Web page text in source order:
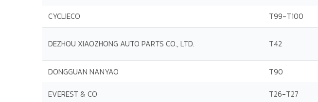
CYCLIECO
T99-T100
DEZHOU XIAOZHONG AUTO PARTS CO., LTD. T42
DONGGUAN NANYAO T90
EVEREST & CO
T26-T27